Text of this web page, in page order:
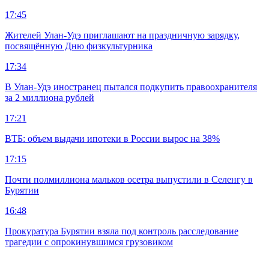
17:45
Жителей Улан-Удэ приглашают на праздничную зарядку,
посвящённую Дню физкультурника
17:34
В Улан-Удэ иностранец пытался подкупить правоохранителя
за 2 миллиона рублей
17:21
ВТБ: объем выдачи ипотеки в России вырос на 38%
17:15
Почти полмиллиона мальков осетра выпустили в Селенгу в
Бурятии
16:48
Прокуратура Бурятии взяла под контроль расследование
трагедии с опрокинувшимся грузовиком